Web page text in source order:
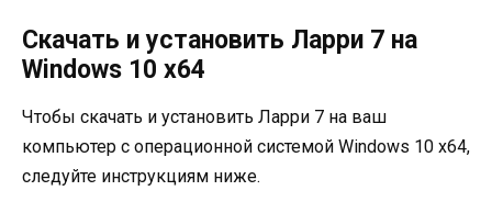
Скачать и установить Ларри 7 на
Windows 10 x64
Чтобы скачать и установить Ларри 7 на ваш
компьютер с операционной системой Windows 10 x64,
следуйте инструкциям ниже.